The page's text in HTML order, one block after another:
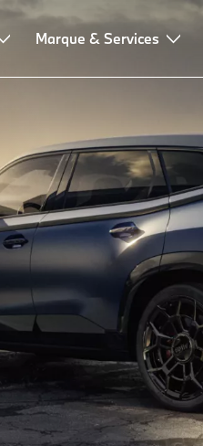
Marque & Services